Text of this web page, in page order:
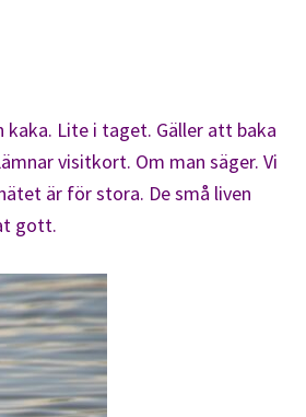
Lite i taget. Gäller att baka
visitkort. Om man säger. Vi
är för stora. De små liven
gott.